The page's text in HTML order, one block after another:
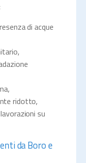
di acque
ridotto,
su
da Boro e